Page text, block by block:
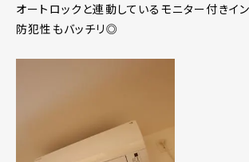
オートロックと連動しているモニター付きイ
防犯性もバッチリ◎